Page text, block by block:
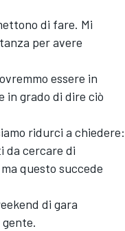
di fare. Mi
per avere
essere in
in grado di dire ciò
ridurci a chiedere:
da cercare di
questo succede
di gara